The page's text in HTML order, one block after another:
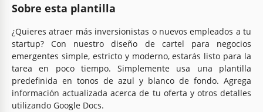
Sobre esta plantilla
¿Quieres atraer más inversionistas o nuevos empleados a tu
startup? Con nuestro diseño de cartel para negocios
emergentes simple, estricto y moderno, estarás listo para la
tarea en poco tiempo. Simplemente usa una plantilla
predefinida en tonos de azul y blanco de fondo. Agrega
información actualizada acerca de tu oferta y otros detalles
utilizando Google Docs.